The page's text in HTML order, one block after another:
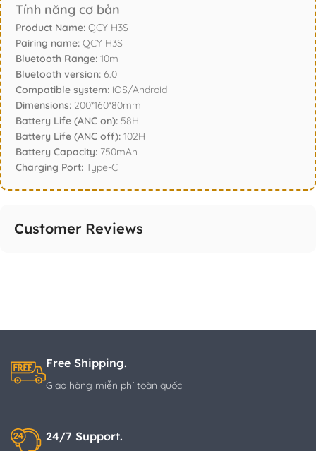
Tính năng cơ bản
Product Name: QCY H3S
Pairing name: QCY H3S
Bluetooth Range: 10m
Bluetooth version: 6.0
Compatible system: iOS/Android
Dimensions: 200*160*80mm
Battery Life (ANC on): 58H
Battery Life (ANC off): 102H
Battery Capacity: 750mAh
Charging Port: Type-C
Customer Reviews
Free Shipping.
Giao hàng miễn phí toàn quốc
24/7 Support.